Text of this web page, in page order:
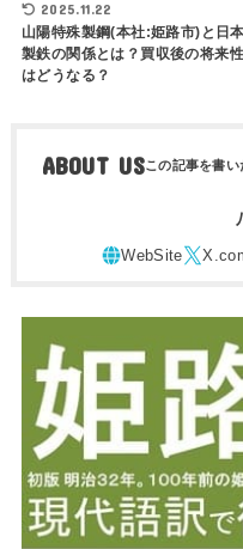
2025.11.22
山陽特殊製鋼(本社:姫路市)と日本
製鉄の関係とは？買収後の将来性
はどうなる？
ABOUT US